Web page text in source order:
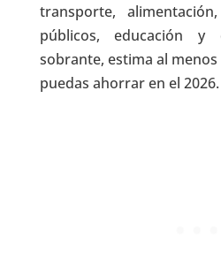
transporte,
públicos, educación
sobrante, estima al menos
puedas ahorrar en el 2026.